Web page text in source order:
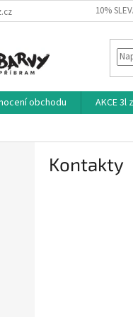
10%
obchodu AKCE 3l
Kontakty